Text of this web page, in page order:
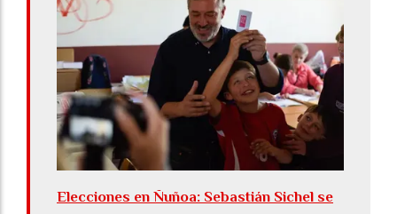
Elecciones en Ñuñoa: Sebastián Sichel se